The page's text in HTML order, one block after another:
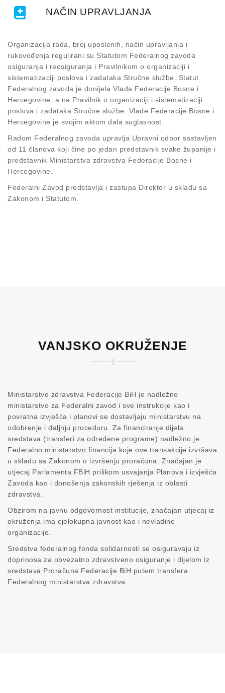
NAČIN UPRAVLJANJA
Organizacija rada, broj uposlenih, način upravljanja i
rukovođenja regulirani su Statutom Federalnog zavoda
osiguranja i reosiguranja i Pravilnikom o organizaciji i
sistematizaciji poslova i zadataka Stručne službe. Statut
Federalnog zavoda je donijela Vlada Federacije Bosne i
Hercegovine, a na Pravilnik o organizaciji i sistematizaciji
poslova i zadataka Stručne službe, Vlade Federacije Bosne i
Hercegovine je svojim aktom dala suglasnost.
Radom Federalnog zavoda upravlja Upravni odbor sastavljen
od 11 članova koji čine po jedan predstavnik svake županije i
predstavnik Ministarstva zdravstva Federacije Bosne i
Hercegovine.
Federalni Zavod predstavlja i zastupa Direktor u skladu sa
Zakonom i Statutom.
VANJSKO OKRUŽENJE
Ministarstvo zdravstva Federacije BiH je nadležno
ministarstvo za Federalni zavod i sve instrukcije kao i
povratna izvješća i planovi se dostavljaju ministarstvu na
odobrenje i daljnju proceduru. Za financiranje dijela
sredstava (transferi za određene programe) nadležno je
Federalno ministarstvo financija koje ove transakcije izvršava
u skladu sa Zakonom o izvršenju proračuna. Značajan je
utjecaj Parlamenta FBiH prilikom usvajanja Planova i izvješća
Zavoda kao i donošenja zakonskih rješenja iz oblasti
zdravstva.
Obzirom na javnu odgovornost institucije, značajan utjecaj iz
okruženja ima cjelokupna javnost kao i nevladine
organizacije.
Sredstva federalnog fonda solidarnosti se osiguravaju iz
doprinosa za obvezatno zdravstveno osiguranje i dijelom iz
sredstava Proračuna Federacije BiH putem transfera
Federalnog ministarstva zdravstva.